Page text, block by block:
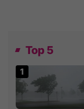
Top 5